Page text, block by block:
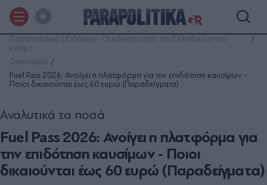
Παραπολιτικά | Ειδήσεις - Οι ειδήσεις από την Ελλάδα και τον
κόσμο
Οικονομία
Fuel Pass 2026: Ανοίγει η πλατφόρμα για την επιδότηση καυσίμων -
Ποιοι δικαιούνται έως 60 ευρώ (Παραδείγματα)
Fuel Pass 2026: Ανοίγει η πλατφόρμα για
την επιδότηση καυσίμων - Ποιοι
δικαιούνται έως 60 ευρώ (Παραδείγματα)
Αναλυτικά τα ποσά